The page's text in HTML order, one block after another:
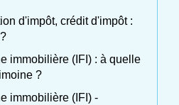
d'impôt, crédit d'impôt :
immobilière (IFI) : à quelle
?
immobilière (IFI) -